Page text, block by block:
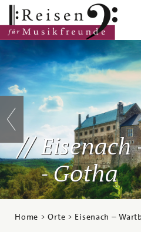
Hauptinhalt Fußzeile
- Gotha
Home >Orte > Eisenach –